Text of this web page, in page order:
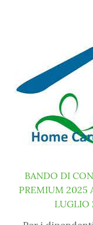
BANDO DI
PREMIUM 2025
LUGLIO